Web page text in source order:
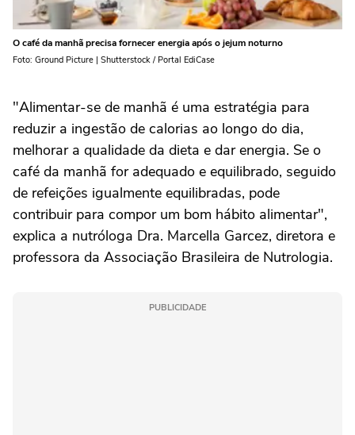
O café da manhã precisa fornecer energia após o jejum noturno
Foto: Ground Picture | Shutterstock / Portal EdiCase
"Alimentar-se de manhã é uma estratégia para
reduzir a ingestão de calorias ao longo do dia,
melhorar a qualidade da dieta e dar energia. Se o
café da manhã for adequado e equilibrado, seguido
de refeições igualmente equilibradas, pode
contribuir para compor um bom hábito alimentar",
explica a nutróloga Dra. Marcella Garcez, diretora e
professora da Associação Brasileira de Nutrologia.
PUBLICIDADE